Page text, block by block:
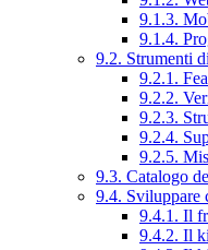
9.1.3.
9.1.4.
9.2. Strumenti
9.2.1.
9.2.2.
9.2.3.
9.2.4.
9.2.5.
9.3. Catalogo
9.4. Sviluppare
9.4.1. Il
9.4.2. Il